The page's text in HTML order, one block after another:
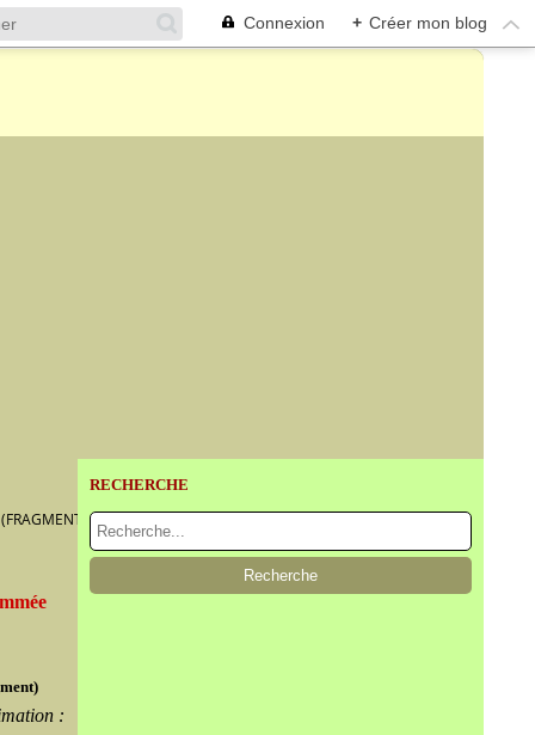
Connexion + Créer mon blog
:
RECHERCHE